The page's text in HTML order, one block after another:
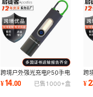
跨境户外强光充电P50手电
筒 多功能便携钥匙扣灯侧
灯照明手电批发
¥14.00 已售 1000+盒
跨
灯
¥